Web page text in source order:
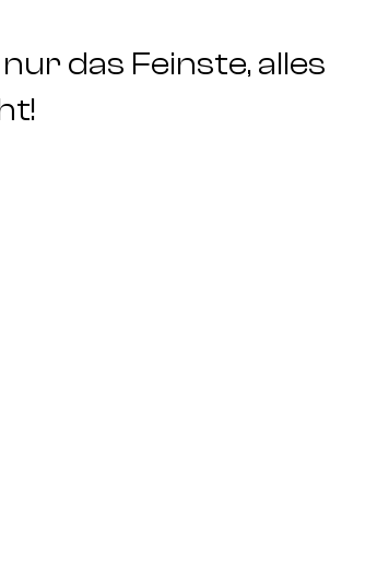
das Feinste, alles